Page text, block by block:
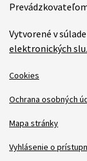
Vytvorené v súlade
elektronických
Cookies
Ochrana osobných
Mapa stránky
Vyhlásenie o